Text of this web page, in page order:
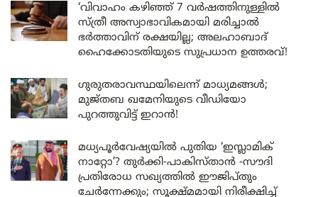
‘വിവാഹം കഴിഞ്ഞ് 7 വർഷത്തിനുള്ളിൽ
സ്ത്രീ അസ്വാഭാവികമായി മരിച്ചാൽ
ഭർത്താവിന് രക്ഷയില്ല; അലഹാബാദ്
ഹൈക്കോടതിയുടെ സുപ്രധാന ഉത്തരവ്!
ഗുരുതരാവസ്ഥയിലെന്ന് മാധ്യമങ്ങൾ;
മുജ്തബ ഖമേനിയുടെ വീഡിയോ
പുറത്തുവിട്ട് ഇറാൻ!
മധ്യപൂർവേഷ്യയിൽ പുതിയ ‘ഇസ്ലാമിക്
നാറ്റോ’? തുർക്കി-പാകിസ്താൻ -സൗദി
പ്രതിരോധ സഖ്യത്തിൽ ഈജിപ്തും
ചേർന്നേക്കും; സൂക്ഷ്മമായി നിരീക്ഷിച്ച്